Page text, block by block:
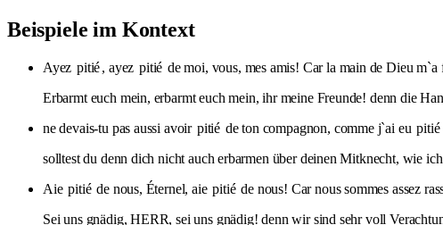
Beispiele im Kontext
Ayez pitié, ayez pitié de moi, vous, mes amis! Car la main de Dieu m`a
Erbarmt euch mein, erbarmt euch mein, ihr meine Freunde! denn die
ne devais-tu pas aussi avoir pitié de ton compagnon, comme j`ai eu pitié
solltest du denn dich nicht auch erbarmen über deinen Mitknecht, wie
Aie pitié de nous, Éternel, aie pitié de nous! Car nous sommes assez
Sei uns gnädig, HERR, sei uns gnädig! denn wir sind sehr voll